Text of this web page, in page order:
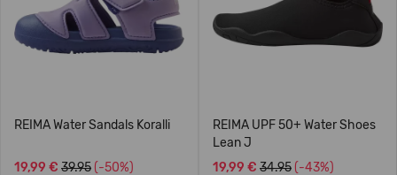
REIMA Water Sandals Koralli
19,99 € 39.95 (-50%)
REIMA UPF 50+ Water Shoes
Lean J
19,99 € 34.95 (-43%)